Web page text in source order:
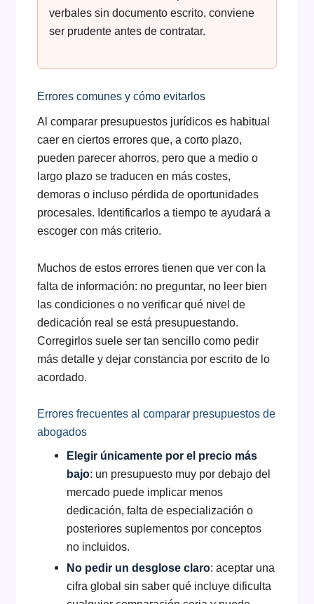
verbales sin documento escrito, conviene
ser prudente antes de contratar.
Errores comunes y cómo evitarlos
Al comparar presupuestos jurídicos es habitual
caer en ciertos errores que, a corto plazo,
pueden parecer ahorros, pero que a medio o
largo plazo se traducen en más costes,
demoras o incluso pérdida de oportunidades
procesales. Identificarlos a tiempo te ayudará a
escoger con más criterio.
Muchos de estos errores tienen que ver con la
falta de información: no preguntar, no leer bien
las condiciones o no verificar qué nivel de
dedicación real se está presupuestando.
Corregirlos suele ser tan sencillo como pedir
más detalle y dejar constancia por escrito de lo
acordado.
Errores frecuentes al comparar presupuestos de
abogados
Elegir únicamente por el precio más
bajo: un presupuesto muy por debajo del
mercado puede implicar menos
dedicación, falta de especialización o
posteriores suplementos por conceptos
no incluidos.
No pedir un desglose claro: aceptar una
cifra global sin saber qué incluye dificulta